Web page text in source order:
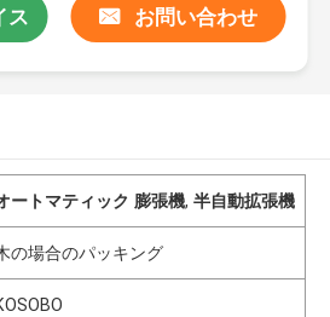
ス お問い合わせ
ートマティック 膨張機,半自動拡張機
の場合のパッキング